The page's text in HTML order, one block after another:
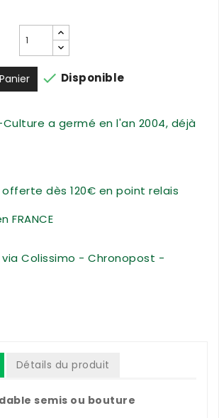
 Disponible
a germé en l'an 2004, déjà
offerte dès 120€ en point relais
FRANCE
via Colissimo - Chronopost -
Détails du produit
semis ou bouture